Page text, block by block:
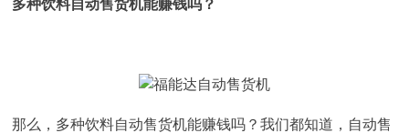
多种饮料自动售货机能赚钱吗？
那么，多种饮料自动售货机能赚钱吗？我们都知道，自动售